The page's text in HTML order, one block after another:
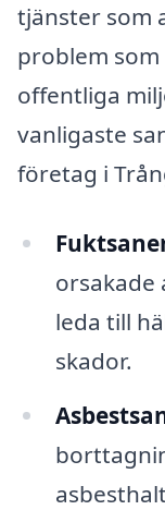
tjänster som
problem
offentliga
vanligaste
företag i
orsakade
leda till
skador.